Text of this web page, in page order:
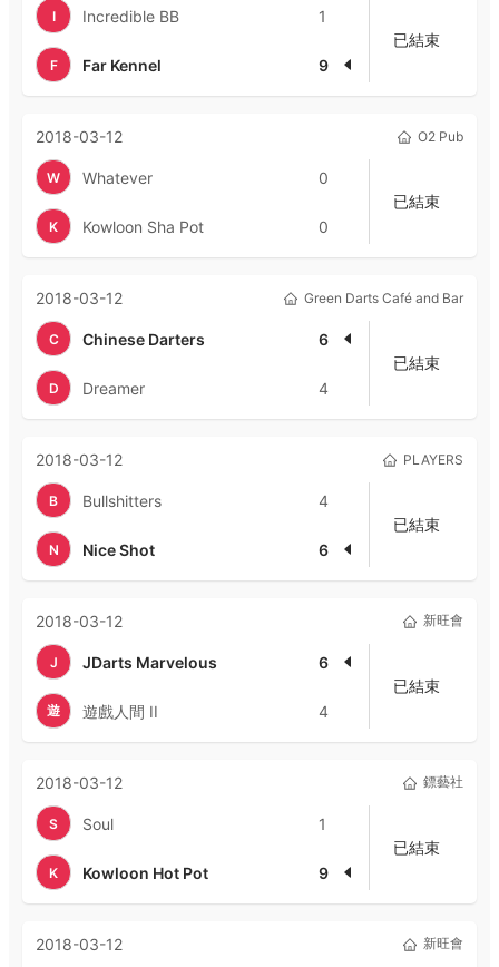
I Incredible BB 1
F Far Kennel 9
已結束
2018-03-12 O2 Pub
W Whatever 0
K Kowloon Sha Pot 0
已結束
2018-03-12 Green Darts Café and Bar
C Chinese Darters 6
D Dreamer 4
已結束
2018-03-12 PLAYERS
B Bullshitters 4
N Nice Shot 6
已結束
2018-03-12 新旺會
J JDarts Marvelous 6
遊 遊戲人間 II 4
已結束
2018-03-12 鏢藝社
S Soul 1
K Kowloon Hot Pot 9
已結束
2018-03-12 新旺會